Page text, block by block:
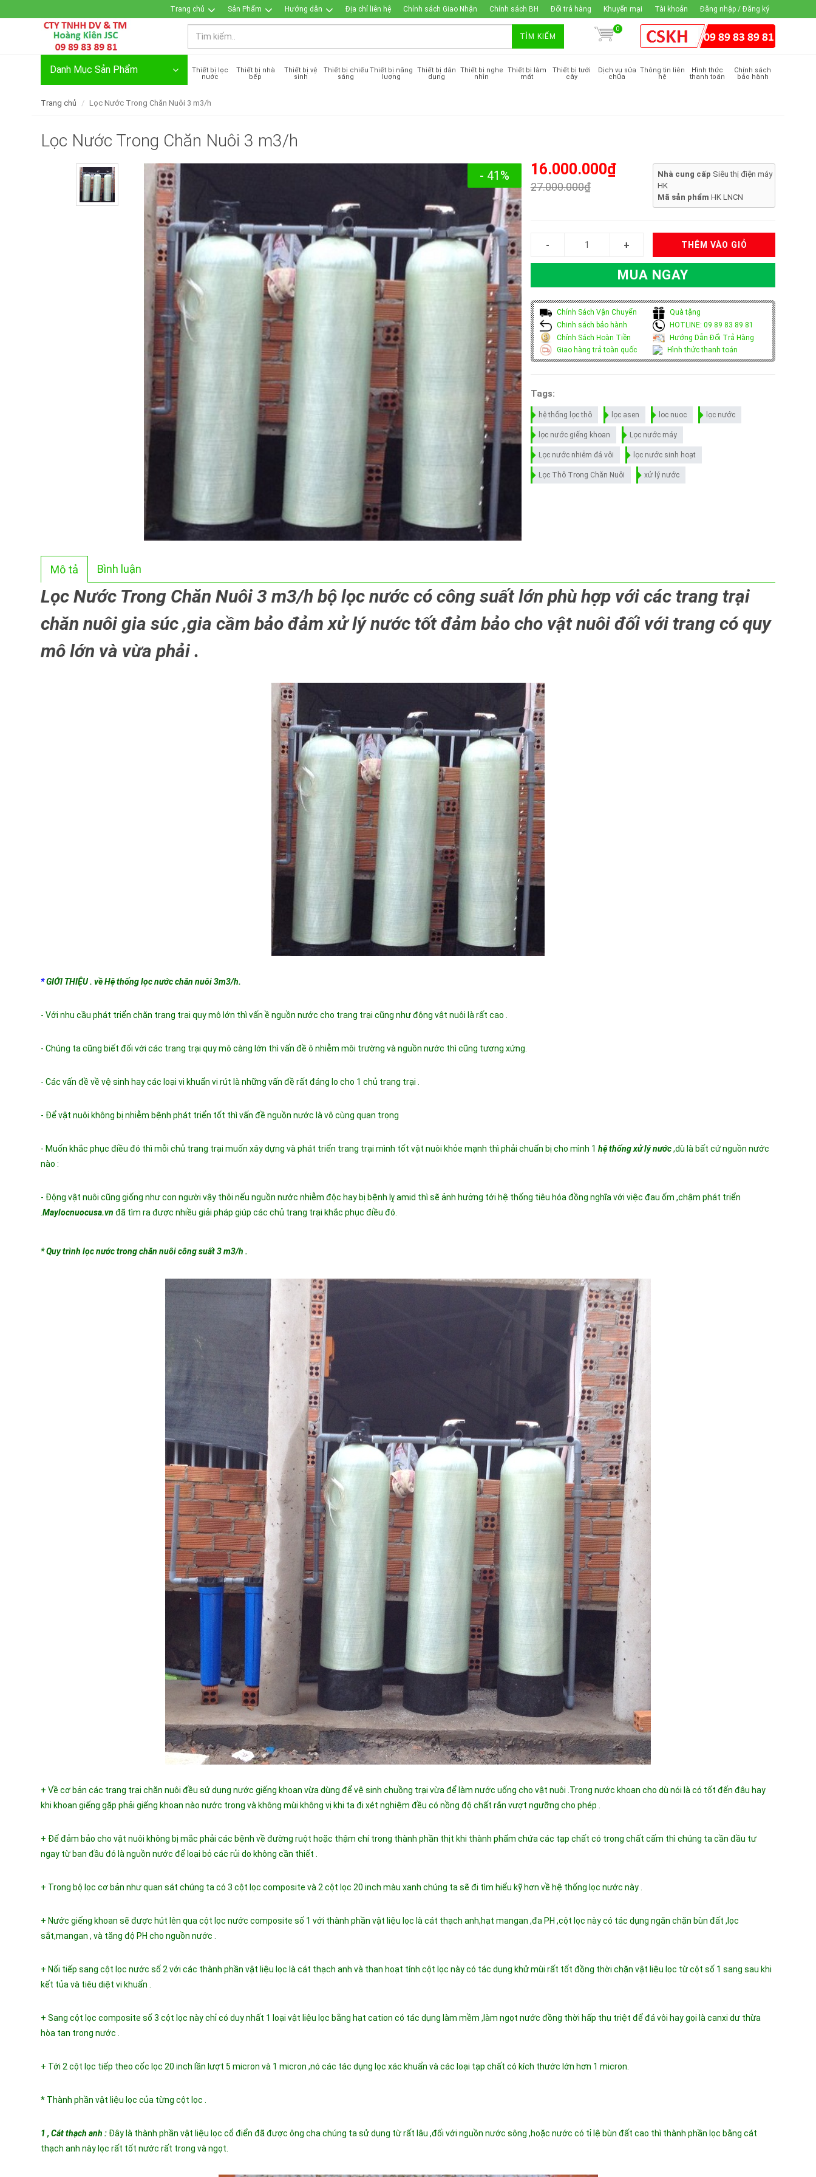
Trang chủ Sản Phẩm Hướng dẫn Địa chỉ liên hệ Chính sách Giao Nhận Chính sách BH Đổi trả hàng Khuyến mại Tài khoản Đăng nhập / Đăng ký
TÌM KIẾM
0
Danh Mục Sản Phẩm
Thiết bị lọc
nước
Thiết bị nhà
bếp
Thiết bị vệ
sinh
Thiết bị chiếu
sáng
Thiết bị năng
lượng
Thiết bị dân
dụng
Thiết bị nghe
nhìn
Thiết bị làm
mát
Thiết bị tưới
cây
Dịch vụ sửa
chữa
Thông tin liên
hệ
Hình thức
thanh toán
Chính sách
bảo hành
Trang chủ Lọc Nước Trong Chăn Nuôi 3 m3/h
Lọc Nước Trong Chăn Nuôi 3 m3/h
- 41% 16.000.000₫
27.000.000₫
Nhà cung cấp Siêu thị điện máy
HK
Mã sản phẩmHK LNCN
THÊM VÀO GIỎ
MUA NGAY
Chính Sách Vận Chuyển
Quà tặng
Chinh sách bảo hành
HOTLINE: 09 89 83 89 81
Chính Sách Hoàn Tiền
Hướng Dẫn Đổi Trả Hàng
Giao hàng trả toàn quốc
Hình thức thanh toán
Tags:
hệ thống lọc thô lọc asen loc nuoc lọc nước
lọc nước giếng khoan Lọc nước máy
Lọc nước nhiễm đá vôi lọc nước sinh hoạt
Lọc Thô Trong Chăn Nuôi xử lý nước
Mô tả Bình luận
Lọc Nước Trong Chăn Nuôi 3 m3/h bộ lọc nước có công suất lớn phù hợp với các trang trại
chăn nuôi gia súc ,gia cầm bảo đảm xử lý nước tốt đảm bảo cho vật nuôi đối với trang có quy
mô lớn và vừa phải .
*GIỚI THIỆU . về Hệ thống lọc nước chăn nuôi 3m3/h.
- Với nhu cầu phát triển chăn trang trại quy mô lớn thì vấn ề nguồn nước cho trang trại cũng như động vật nuôi là rất cao .
- Chúng ta cũng biết đối với các trang trại quy mô càng lớn thì vấn đề ô nhiễm môi trường và nguồn nước thì cũng tương xứng.
- Các vấn đề về vệ sinh hay các loại vi khuẩn vi rút là những vấn đề rất đáng lo cho 1 chủ trang trại .
- Để vật nuôi không bị nhiễm bệnh phát triển tốt thì vấn đề nguồn nước là vô cùng quan trọng
- Muốn khắc phục điều đó thì mỗi chủ trang trại muốn xây dựng và phát triển trang trại mình tốt vật nuôi khỏe mạnh thì phải chuẩn bị cho mình 1 hệ thống xử lý nước,dù là bất cứ nguồn nước
nào :
- Động vật nuôi cũng giống như con người vậy thôi nếu nguồn nước nhiễm độc hay bị bệnh lỵ amid thì sẽ ảnh hưởng tới hệ thống tiêu hóa đồng nghĩa với việc đau ốm ,chậm phát triển
Maylocnuocusa.vn đã tìm ra được nhiều giải pháp giúp các chủ trang trại khắc phục điều đó.
* Quy trình lọc nước trong chăn nuôi công suất 3 m3/h .
+ Về cơ bản các trang trại chăn nuôi đều sử dụng nước giếng khoan vừa dùng để vệ sinh chuồng trại vừa để làm nước uống cho vật nuôi .Trong nước khoan cho dù nói là có tốt đến đâu hay
khi khoan giếng gặp phải giếng khoan nào nước trong và không mùi không vị khi ta đi xét nghiệm đều có nồng độ chất rắn vượt ngưỡng cho phép .
+ Để đảm bảo cho vật nuôi không bị mắc phải các bệnh về đường ruột hoặc thậm chí trong thành phần thịt khi thành phẩm chứa các tạp chất có trong chất cấm thì chúng ta cần đầu tư
ngay từ ban đầu đó là nguồn nước để loại bỏ các rủi do không cần thiết .
+ Trong bộ lọc cơ bản như quan sát chúng ta có 3 cột lọc composite và 2 cột lọc 20 inch màu xanh chúng ta sẽ đi tìm hiểu kỹ hơn về hệ thống lọc nước này .
+ Nước giếng khoan sẽ được hút lên qua cột lọc nước composite số 1 với thành phần vật liệu lọc là cát thạch anh,hạt mangan ,đa PH ,cột lọc này có tác dụng ngăn chặn bùn đất ,lọc
sắt,mangan , và tăng độ PH cho nguồn nước .
+ Nối tiếp sang cột lọc nước số 2 với các thành phần vật liệu lọc là cát thạch anh và than hoạt tính cột lọc này có tác dụng khử mùi rất tốt đồng thời chặn vật liệu lọc từ cột số 1 sang sau khi
kết tủa và tiêu diệt vi khuẩn .
+ Sang cột lọc composite số 3 cột lọc này chỉ có duy nhất 1 loại vật liệu lọc bằng hạt cation có tác dụng làm mềm ,làm ngọt nước đồng thời hấp thụ triệt để đá vôi hay gọi là canxi dư thừa
hòa tan trong nước .
+ Tới 2 cột lọc tiếp theo cốc lọc 20 inch lần lượt 5 micron và 1 micron ,nó các tác dụng lọc xác khuẩn và các loại tạp chất có kích thước lớn hơn 1 micron.
* Thành phần vật liệu lọc của từng cột lọc .
1 , Cát thạch anh : Đây là thành phần vật liệu lọc cổ điển đã được ông cha chúng ta sử dụng từ rất lâu ,đối với nguồn nước sông ,hoặc nước có tỉ lệ bùn đất cao thì thành phần lọc bằng cát
thạch anh này lọc rất tốt nước rất trong và ngọt.